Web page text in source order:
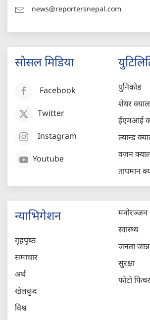
news@reportersnepal.com
सोसल मिडिया
Facebook
Twitter
Instagram
Youtube
युनिकोड
शेयर
ईएमआई
ल्यान्ड
वजन
तापमान
न्याभिगेशन
गृहपृष्‍ठ
समाचार
अर्थ
खेलकुद
विश्व
मनोरञ्जन
स्वास्थ्य
जनता
सुरक्षा
फोटो फिचर